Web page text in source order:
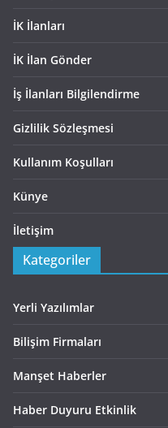
İK İlanları
İK İlan Gönder
İş İlanları Bilgilendirme
Gizlilik Sözleşmesi
Kullanım Koşulları
Künye
İletişim
Kategoriler
Yerli Yazılımlar
Bilişim Firmaları
Manşet Haberler
Haber Duyuru Etkinlik